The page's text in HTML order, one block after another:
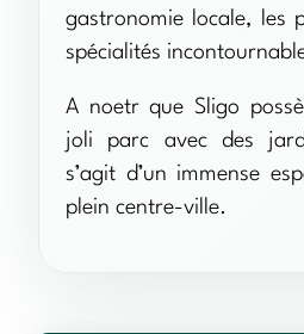
gastronomie locale, les
spécialités
A noetr que Sligo
joli parc avec des
s’agit d’un immense
plein centre-ville.